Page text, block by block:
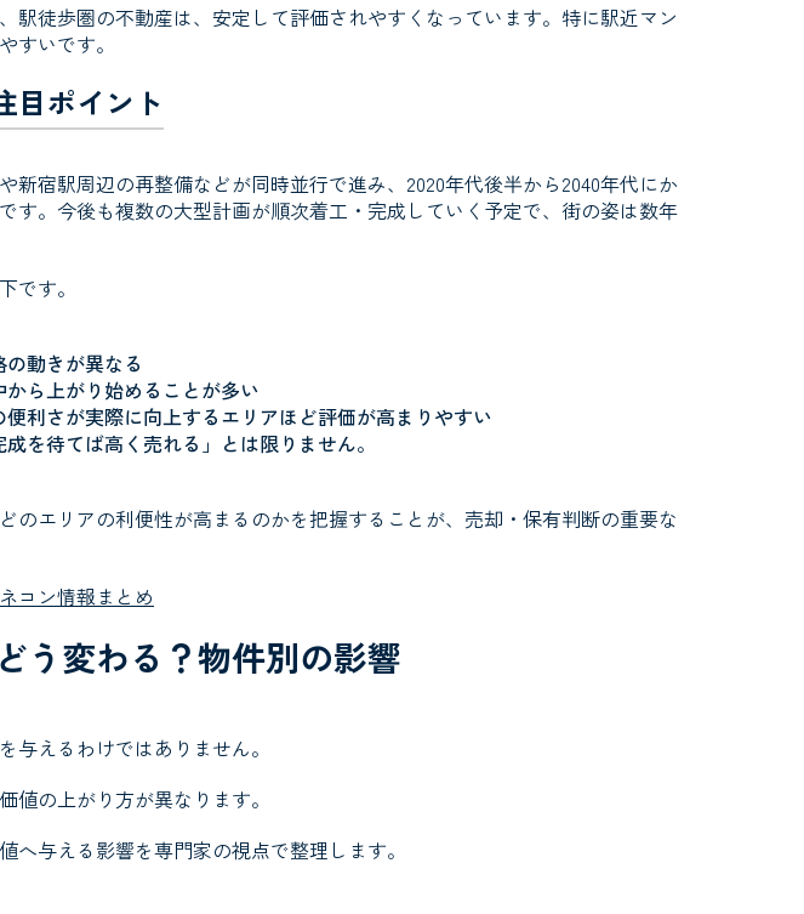
駅徒歩圏の不動産は、安定して評価されやすくなっています。特に駅近マン
すいです。
目ポイント
新宿駅周辺の再整備などが同時並行で進み、2020年代後半から2040年代にか
す。今後も複数の大型計画が順次着工・完成していく予定で、街の姿は数年
です。
動きが異なる
ら上がり始めることが多い
利さが実際に向上するエリアほど評価が高まりやすい
を待てば高く売れる」とは限りません。
のエリアの利便性が高まるのかを把握することが、売却・保有判断の重要な
コン情報まとめ
う変わる？物件別の影響
えるわけではありません。
値の上がり方が異なります。
与える影響を専門家の視点で整理します。